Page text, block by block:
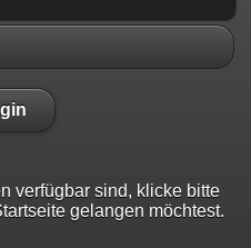
verfügbar sind, klicke bitte
gelangen möchtest.